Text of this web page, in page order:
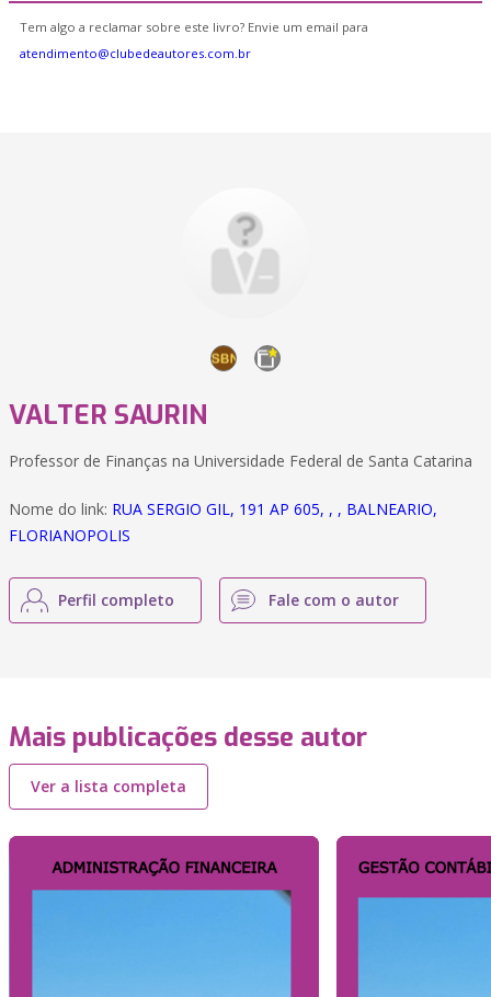
Tem algo a reclamar sobre este livro? Envie um email para
atendimento@clubedeautores.com.br
VALTER SAURIN
Professor de Finanças na Universidade Federal de Santa Catarina
Nome do link: RUA SERGIO GIL, 191 AP 605, , , BALNEARIO,
FLORIANOPOLIS
Perfil completo Fale com o autor
Mais publicações desse autor
Ver a lista completa